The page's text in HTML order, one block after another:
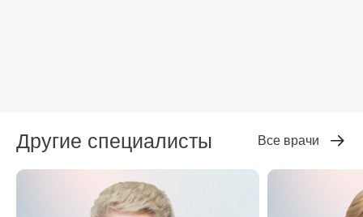
Другие специалисты Все врачи